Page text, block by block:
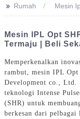
>> Rumah Mesin
Mesin IPL Opt
Termaju | Beli
Memperkenalkan
rambut, mesin IPL
Development co., Ltd.
teknologi Intense
(SHR) untuk
berkesan dari pelbagai